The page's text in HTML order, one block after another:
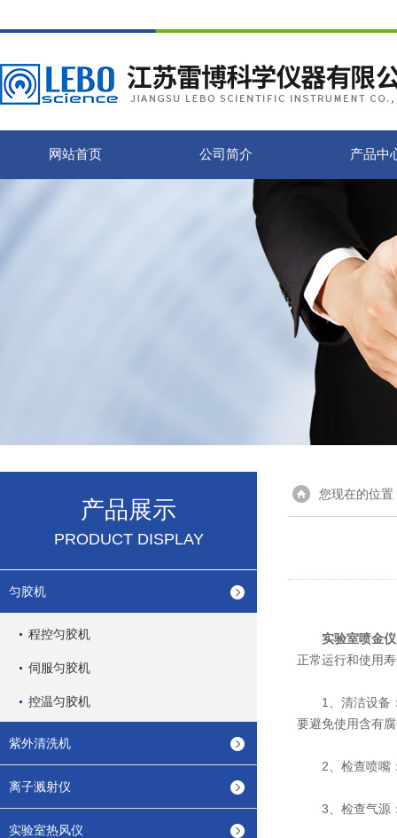
网站首页 公司简介 产品中
产品展示
PRODUCT DISPLAY
匀胶机
程控匀胶机
伺服匀胶机
控温匀胶机
紫外清洗机
离子溅射仪
实验室热风仪
您现在的位置
实验室喷金仪
正常运行和使用
1、清洁设备
要避免使用含有
2、检查喷嘴：
3、检查气源：